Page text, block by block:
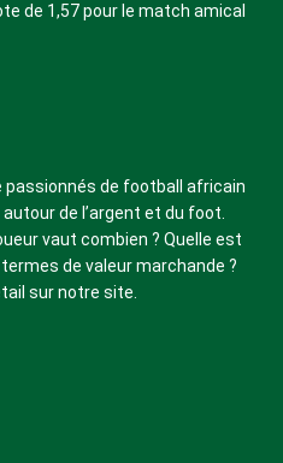
de 1,57 pour le match amical
passionnés de football africain
de l’argent et du foot.
vaut combien ? Quelle est
de valeur marchande ?
sur notre site.